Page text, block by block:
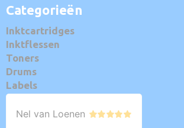
Categorieën
Inktcartridges
Inktflessen
Toners
Drums
Labels